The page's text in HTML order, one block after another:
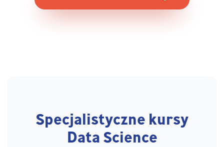
Specjalistyczne kursy
Data Science